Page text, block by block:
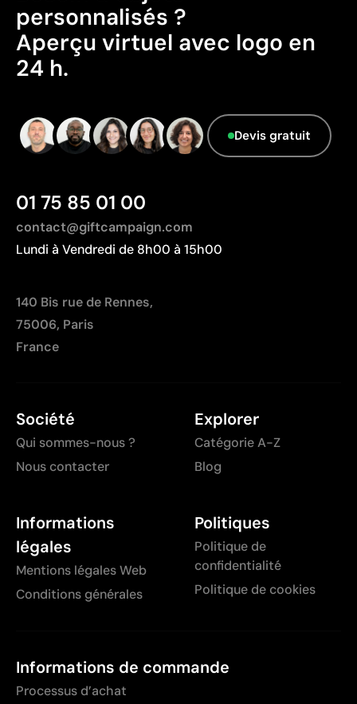
suivants : SMETA, Amfori/BSCI, SA8000 et Sedex.
Aspects à améliorer
Pays d’origine - Points: 2 / 10
Fabriqué en Chine, avec une distance de
personnalisés ?
Aperçu virtuel avec logo en
24 h.
Devis gratuit
01 75 85 01 00
contact@giftcampaign.com
Lundi à Vendredi de 8h00 à 15h00
140 Bis rue de Rennes,
75006, Paris
France
Société
Qui sommes-nous ?
Nous contacter
Explorer
Catégorie A-Z
Blog
Informations
légales
Mentions légales Web
Conditions générales
Politiques
Politique de
confidentialité
Politique de cookies
Informations de commande
Processus d’achat